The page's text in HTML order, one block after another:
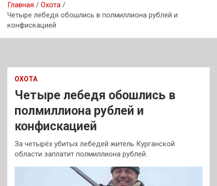
Главная
Охота
Четыре лебедя обошлись в полмиллиона рублей и
конфискацией
ОХОТА
Четыре лебедя обошлись в
полмиллиона рублей и
конфискацией
За четырёх убитых лебедей житель Курганской
области заплатит полмиллиона рублей.